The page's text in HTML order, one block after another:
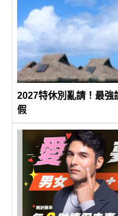
2027特休別亂請！最強
假